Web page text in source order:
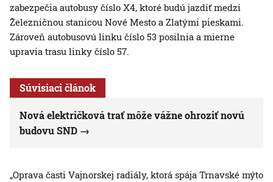
zabezpečia autobusy číslo X4, ktoré budú jazdiť medzi
Železničnou stanicou Nové Mesto a Zlatými pieskami.
Zároveň autobusovú linku číslo 53 posilnia a mierne
upravia trasu linky číslo 57.
Súvisiaci článok
Nová električková trať môže vážne ohroziť novú
budovu SND
„Oprava časti Vajnorskej radiály, ktorá spája Trnavské mýto